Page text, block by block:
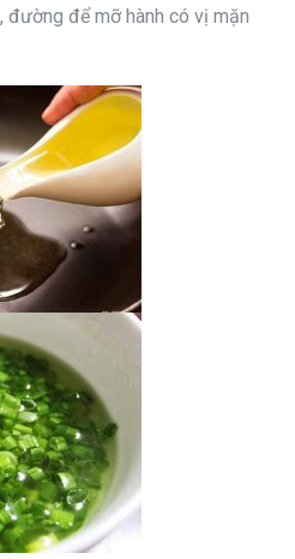
đường để mỡ hành có vị mặn